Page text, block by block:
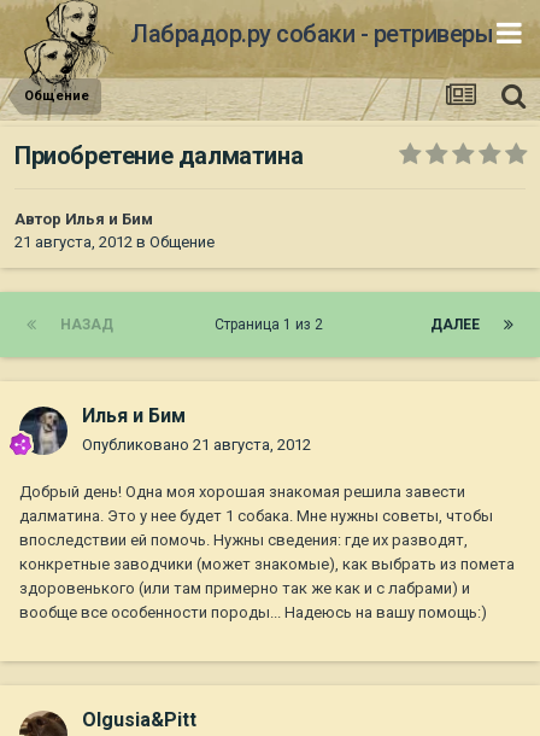
Лабрадор.ру собаки - ретриверы
Общение
Приобретение далматина
Автор Илья и Бим
21 августа, 2012 в Общение
НАЗАД ДАЛЕЕ
Страница 1 из 2
Илья и Бим
Опубликовано 21 августа, 2012
Добрый день! Одна моя хорошая знакомая решила завести
далматина. Это у нее будет 1 собака. Мне нужны советы, чтобы
впоследствии ей помочь. Нужны сведения: где их разводят,
конкретные заводчики (может знакомые), как выбрать из помета
здоровенького (или там примерно так же как и с лабрами) и
вообще все особенности породы... Надеюсь на вашу помощь:)
Olgusia&Pitt